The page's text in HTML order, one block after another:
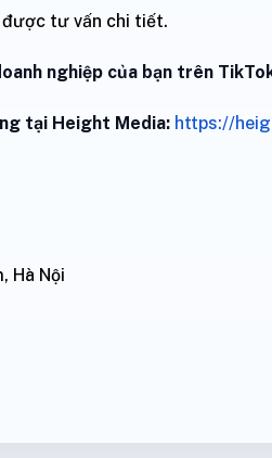
được tư vấn chi tiết.
nghiệp của bạn trên
tại Height Media: https://
Hà Nội